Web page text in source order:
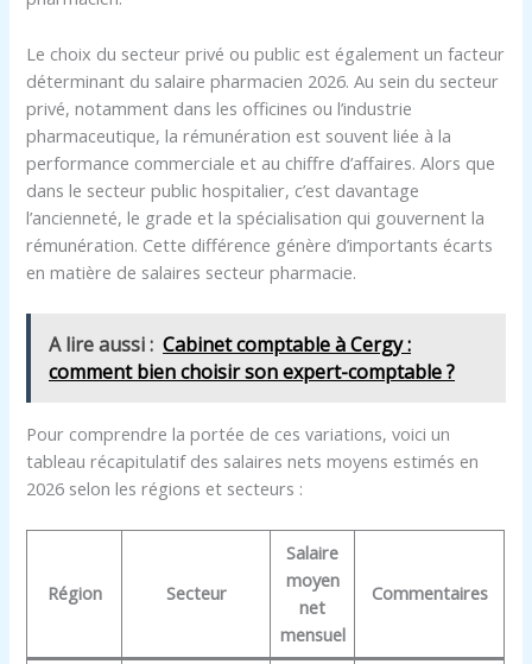
Le choix du secteur privé ou public est également un facteur
déterminant du salaire pharmacien 2026. Au sein du secteur
privé, notamment dans les officines ou l’industrie
pharmaceutique, la rémunération est souvent liée à la
performance commerciale et au chiffre d’affaires. Alors que
dans le secteur public hospitalier, c’est davantage
l’ancienneté, le grade et la spécialisation qui gouvernent la
rémunération. Cette différence génère d’importants écarts
en matière de salaires secteur pharmacie.
A lire aussi : Cabinet comptable à Cergy :
comment bien choisir son expert-comptable ?
Pour comprendre la portée de ces variations, voici un
tableau récapitulatif des salaires nets moyens estimés en
2026 selon les régions et secteurs :
Région Secteur
Salaire
moyen
net
mensuel
Commentaires